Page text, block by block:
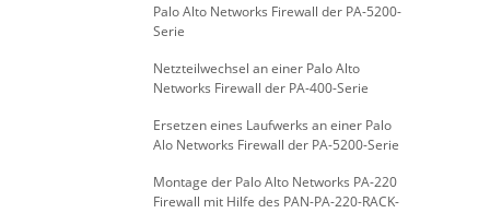
Palo Alto Networks Firewall der PA-5200-
Serie
Netzteilwechsel an einer Palo Alto
Networks Firewall der PA-400-Serie
Ersetzen eines Laufwerks an einer Palo
Alo Networks Firewall der PA-5200-Serie
Montage der Palo Alto Networks PA-220
Firewall mit Hilfe des PAN-PA-220-RACK-